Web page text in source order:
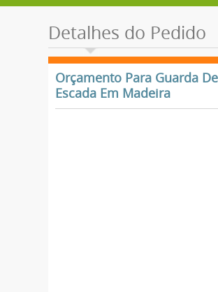
Detalhes do Pedido
Orçamento Para Guarda De
Escada Em Madeira